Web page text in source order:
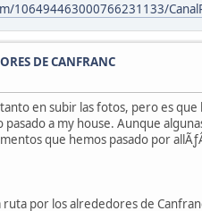
106494463000766231133/
DE CANFRANC
en subir las fotos, pero es
pasado a my house. Aunque
que hemos pasado por
ruta por los alrededores de